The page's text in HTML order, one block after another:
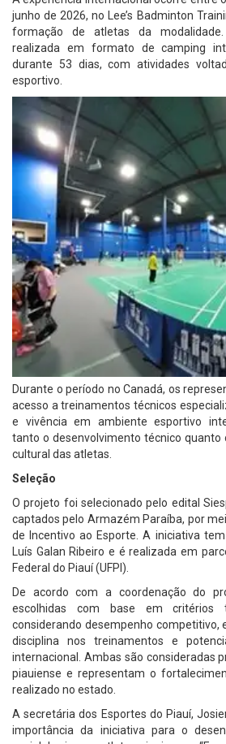
junho de 2026, no Lee’s Badminton
formação de atletas da
realizada em formato de camping
durante 53 dias, com atividades
esportivo.
Durante o período no Canadá, os
acesso a treinamentos técnicos
e vivência em ambiente esportivo
tanto o desenvolvimento técnico quanto
cultural das atletas.
Seleção
O projeto foi selecionado pelo edital
captados pelo Armazém Paraíba, por
de Incentivo ao Esporte. A iniciativa
Luís Galan Ribeiro e é realizada em
Federal do Piauí (UFPI).
De acordo com a coordenação do
escolhidas com base em critérios
considerando desempenho competitivo,
disciplina nos treinamentos e
internacional. Ambas são consideradas
piauiense e representam o
realizado no estado.
A secretária dos Esportes do Piauí,
importância da iniciativa para o